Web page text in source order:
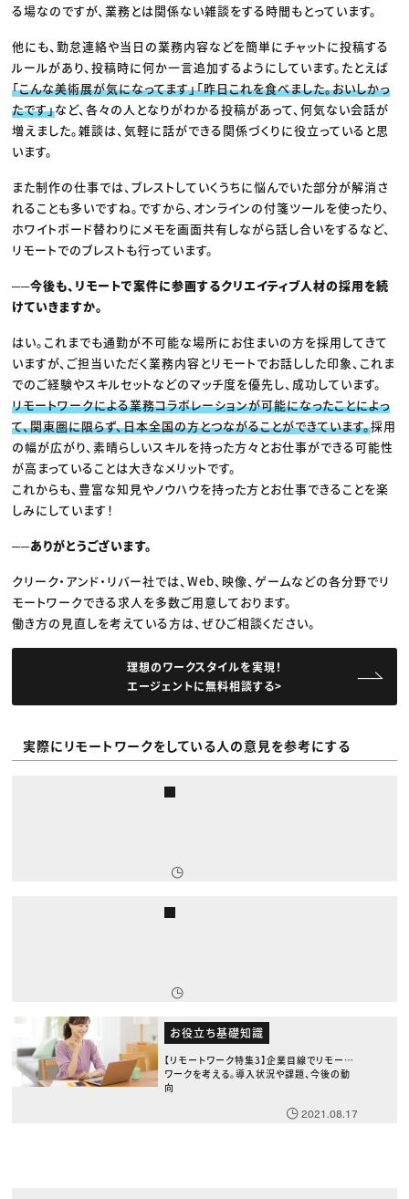
る場なのですが、業務とは関係ない雑談をする時間もとっています。
他にも、勤怠連絡や当日の業務内容などを簡単にチャットに投稿する
ルールがあり、投稿時に何か一言追加するようにしています。たとえば
「こんな美術展が気になってます」「昨日これを食べました。おいしかっ
たです」など、各々の人となりがわかる投稿があって、何気ない会話が
増えました。雑談は、気軽に話ができる関係づくりに役立っていると思
います。
また制作の仕事では、ブレストしていくうちに悩んでいた部分が解消さ
れることも多いですね。ですから、オンラインの付箋ツールを使ったり、
ホワイトボード替わりにメモを画面共有しながら話し合いをするなど、
リモートでのブレストも行っています。
──今後も、リモートで案件に参画するクリエイティブ人材の採用を続
けていきますか。
はい。これまでも通勤が不可能な場所にお住まいの方を採用してきて
いますが、ご担当いただく業務内容とリモートでお話しした印象、これま
でのご経験やスキルセットなどのマッチ度を優先し、成功しています。
リモートワークによる業務コラボレーションが可能になったことによっ
て、関東圏に限らず、日本全国の方とつながることができています。採用
の幅が広がり、素晴らしいスキルを持った方々とお仕事ができる可能性
が高まっていることは大きなメリットです。
これからも、豊富な知見やノウハウを持った方とお仕事できることを楽
しみにしています！
──ありがとうございます。
クリーク・アンド・リバー社では、Web、映像、ゲームなどの各分野でリ
モートワークできる求人を多数ご用意しております。
働き方の見直しを考えている方は、ぜひご相談ください。
理想のワークスタイルを実現！
エージェントに無料相談する>
実際にリモートワークをしている人の意見を参考にする
お役立ち基礎知識
【リモートワーク特集3】企業目線でリモート
ワークを考える。導入状況や課題、今後の動
向
2021.08.17